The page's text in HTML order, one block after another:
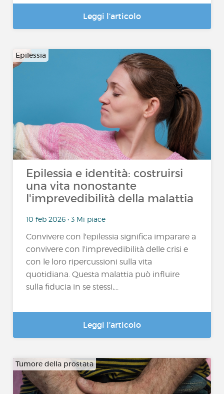
Leggi l’articolo
Epilessia
Epilessia e identità: costruirsi
una vita nonostante
l'imprevedibilità della malattia
10 feb 2026 • 3 Mi piace
Convivere con l'epilessia significa imparare a
convivere con l'imprevedibilità delle crisi e
con le loro ripercussioni sulla vita
quotidiana. Questa malattia può influire
sulla fiducia in se stessi,...
Leggi l’articolo
Tumore della prostata